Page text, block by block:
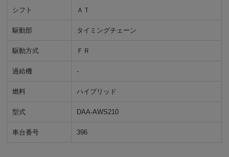
シフト ＡＴ
駆動部 タイミングチェーン
駆動方式 ＦＲ
過給機 -
燃料 ハイブリッド
型式 DAA-AWS210
車台番号 396